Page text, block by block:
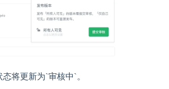
将更新为`审核中`。